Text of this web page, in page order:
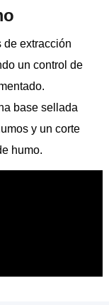
de extracción
un control de
base sellada
y un corte
humo.